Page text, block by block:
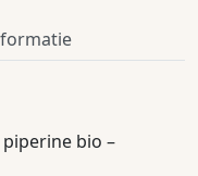
bio –